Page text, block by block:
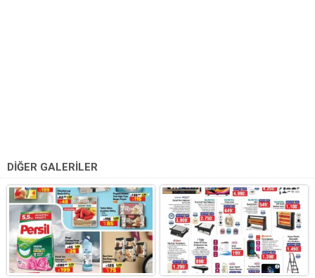
DİĞER GALERİLER